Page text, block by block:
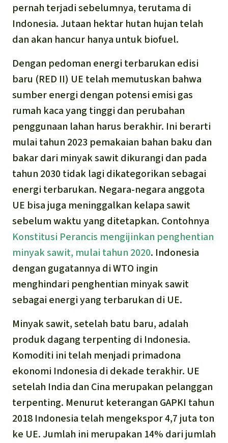
pernah terjadi sebelumnya, terutama di
Indonesia. Jutaan hektar hutan hujan telah
dan akan hancur hanya untuk biofuel.
Dengan pedoman energi terbarukan edisi
baru (RED II) UE telah memutuskan bahwa
sumber energi dengan potensi emisi gas
rumah kaca yang tinggi dan perubahan
penggunaan lahan harus berakhir. Ini berarti
mulai tahun 2023 pemakaian bahan baku dan
bakar dari minyak sawit dikurangi dan pada
tahun 2030 tidak lagi dikategorikan sebagai
energi terbarukan. Negara-negara anggota
UE bisa juga meninggalkan kelapa sawit
sebelum waktu yang ditetapkan. Contohnya
Konstitusi Perancis mengijinkan penghentian
minyak sawit, mulai tahun 2020. Indonesia
dengan gugatannya di WTO ingin
menghindari penghentian minyak sawit
sebagai energi yang terbarukan di UE.
Minyak sawit, setelah batu baru, adalah
produk dagang terpenting di Indonesia.
Komoditi ini telah menjadi primadona
ekonomi Indonesia di dekade terakhir. UE
setelah India dan Cina merupakan pelanggan
terpenting. Menurut keterangan GAPKI tahun
2018 Indonesia telah mengekspor 4,7 juta ton
ke UE. Jumlah ini merupakan 14% dari jumlah